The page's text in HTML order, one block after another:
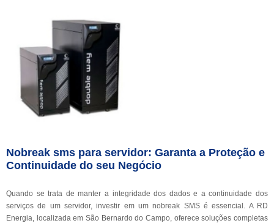
Nobreak sms para servidor: Garanta a Proteção e
Continuidade do seu Negócio
Quando se trata de manter a integridade dos dados e a continuidade dos
serviços de um servidor, investir em um nobreak SMS é essencial. A RD
Energia, localizada em São Bernardo do Campo, oferece soluções completas